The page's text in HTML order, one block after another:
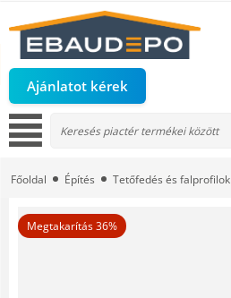
Ajánlatot kérek
Főoldal Építés Tetőfedés és falprofilok
Megtakarítás 36%